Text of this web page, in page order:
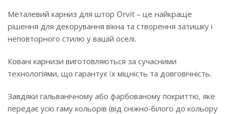
Металевий карниз для штор Orvit – це найкраще
рішення для декорування вікна та створення затишку і
неповторного стилю у вашій оселі.
Ковані карнизи виготовляються за сучасними
технологіями, що гарантує їх міцність та довговічність.
Завдяки гальванічному або фарбованому покриттю, яке
передає усю гаму кольорів (від сніжно-білого до кольору